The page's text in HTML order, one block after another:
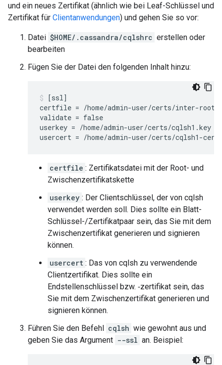
und ein neues Zertifikat (ähnlich wie bei Leaf-Schlüssel und
Zertifikat für Clientanwendungen) und gehen Sie so vor:
Datei $HOME/.cassandra/cqlshrc erstellen oder
bearbeiten
Fügen Sie der Datei den folgenden Inhalt hinzu:
[ssl]
certfile = /home/admin-user/certs/inter-
validate = false
userkey = /home/admin-user/certs/cqlsh1.key
certfile : Zertifikatsdatei mit der Root- und
Zwischenzertifikatskette
userkey : Der Clientschlüssel, der von cqlsh
verwendet werden soll. Dies sollte ein Blatt-
Schlüssel-/Zertifikatpaar sein, das Sie mit dem
Zwischenzertifikat generieren und signieren
können.
usercert : Das von cqlsh zu verwendende
Clientzertifikat. Dies sollte ein
Endstellenschlüssel bzw. ‑zertifikat sein, das
Sie mit dem Zwischenzertifikat generieren und
signieren können.
Führen Sie den Befehl cqlsh wie gewohnt aus und
geben Sie das Argument --ssl an. Beispiel: